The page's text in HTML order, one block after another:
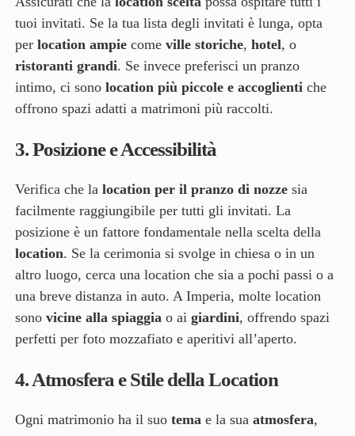
tuoi invitati. Se la tua lista degli invitati è lunga, opta
per location ampiecome ville storiche, hotel, o
ristoranti grandi. Se invece preferisci un pranzo
intimo, ci sono location più piccole e accoglientiche
offrono spazi adatti a matrimoni più raccolti.
3.Posizione e Accessibilità
Verifica che la location per il pranzo di nozzesia
facilmente raggiungibile per tutti gli invitati. La
posizione è un fattore fondamentale nella scelta della
location. Se la cerimonia si svolge in chiesa o in un
altro luogo, cerca una location che sia a pochi passi o a
una breve distanza in auto. A Imperia, molte location
sono vicine alla spiaggiao ai giardini, offrendo spazi
perfetti per foto mozzafiato e aperitivi all’aperto.
4.Atmosfera e Stile della Location
Ogni matrimonio ha il suo temae la sua atmosfera,